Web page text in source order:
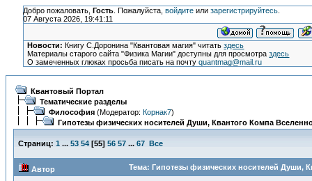
Добро пожаловать,Гость . Пожалуйста,войдите илизарегистрируйтесь
07 Августа 2026, 19:41:11
Новости: Книгу С.Доронина "Квантовая магия" читатьздесь
Материалы старого сайта "Физика Магии" доступны для просмотраздесь
О замеченных глюках просьба писать на почтуquantmag@mail.ru
Квантовый Портал
Тематические разделы
Философия (Модератор: Корнак7)
Гипотезы физических носителей Души, Квантого Компа
Страниц: 1 ... 53 54 [55] 56 57 ... 67 Все
Автор Тема: Гипотезы физических носителей Души,